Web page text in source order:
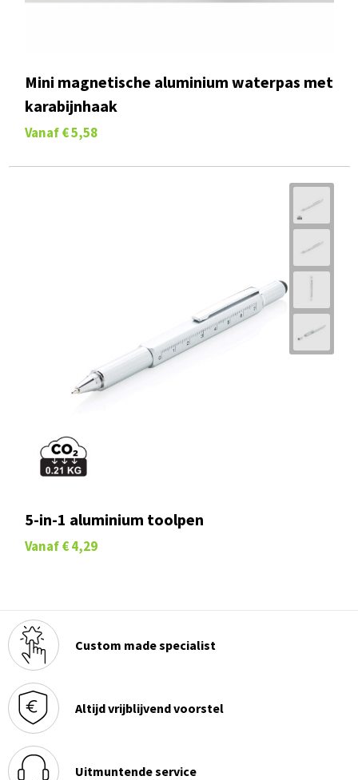
Mini magnetische aluminium waterpas met
karabijnhaak
Vanaf € 5,58
5-in-1 aluminium toolpen
Vanaf € 4,29
Custom made specialist
Altijd vrijblijvend voorstel
Uitmuntende service